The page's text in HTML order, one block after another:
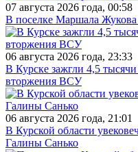
07 августа 2026 года, 00:58
В поселке Маршала Жукова
06 августа 2026 года, 23:33
В Курске зажгли 4,5
вторжения ВСУ
06 августа 2026 года, 21:01
В Курской области
Галины Санько